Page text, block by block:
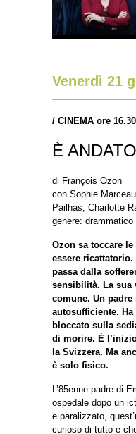
Venerdì 21
/ CINEMA ore
È
di François Ozon
con Sophie
Pailhas, Charlotte
genere:
Ozon sa toccare
essere
passa dalla
sensibilità. La sua
comune. Un
autosufficiente.
bloccato sulla
di morire. È
la Svizzera. Ma
è solo fisico.
L’85enne padre di
ospedale dopo un
e paralizzato,
curioso di tutto e